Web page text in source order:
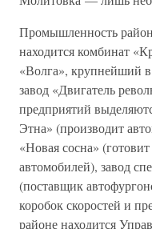
Промышленность
находится комбинат
«Волга», крупнейший в
завод «Двигатель
предприятий
Этна» (производит
«Новая сосна»
автомобилей), завод
(поставщик
коробок скоростей и
районе находится